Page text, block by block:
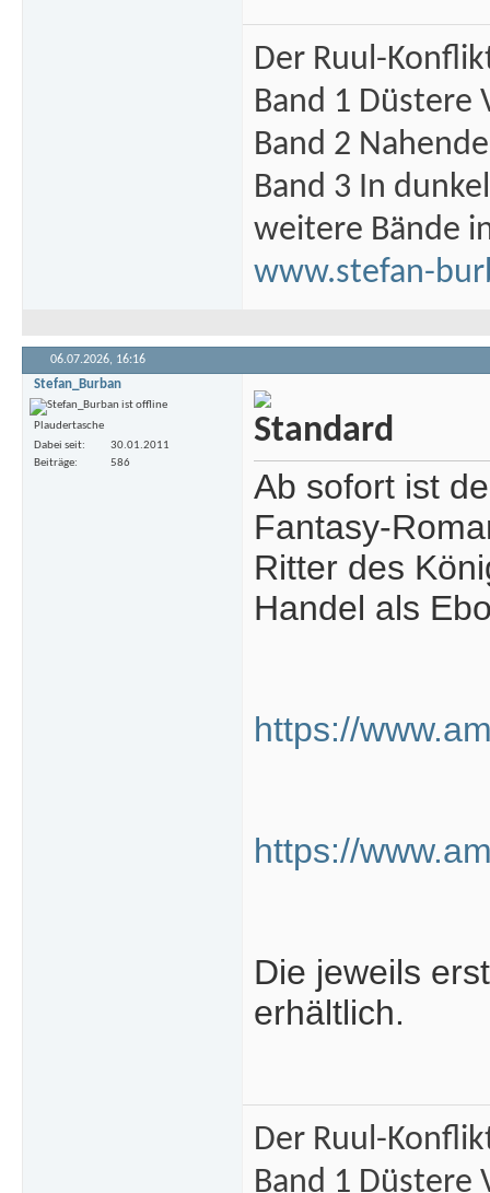
Der Ruul-
Band 1 Düstere
Band 2
Band 3 In
weitere Bände
www.stefan-
06.07.2026, 16:16
Stefan_Burban
Plaudertasche
Dabei seit
30.01.2011
Beiträge
586
Ab sofort ist
Fantasy-
Ritter des
Handel als
https://
https://
Die jeweils
erhältlich.
Der Ruul-
Band 1 Düstere